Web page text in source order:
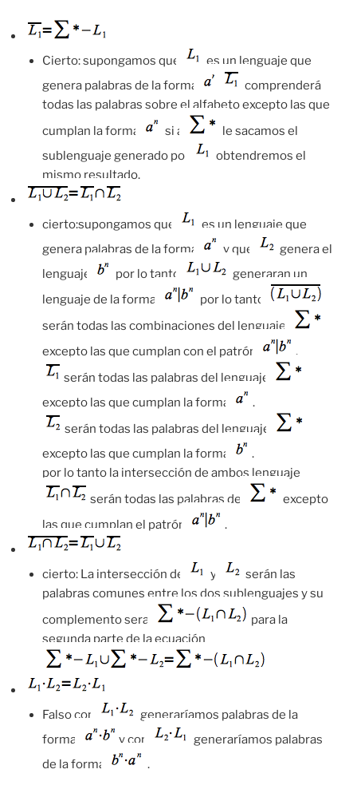
Cierto: supongamos que
es un lenguaje que
genera palabras de la forma
comprenderá
todas las palabras sobre el alfabeto excepto las que
cumplan la forma
si a
le sacamos el
sublenguaje generado por
obtendremos el
mismo resultado.
cierto:supongamos que
es un lenguaje que
genera palabras de la forma
y que
genera el
lenguaje
por lo tanto
generaran un
lenguaje de la forma
por lo tanto
serán todas las combinaciones del lenguaje
excepto las que cumplan con el patrón
.
serán todas las palabras del lenguaje
excepto las que cumplan la forma
.
serán todas las palabras del lenguaje
excepto las que cumplan la forma
.
por lo tanto la intersección de ambos lenguaje
serán todas las palabras de
excepto
las que cumplan el patrón
.
cierto: La intersección de y
serán las
palabras comunes entre los dos sublenguajes y su
complemento sera
para la
segunda parte de la ecuación
Falso con
generaríamos palabras de la
forma
y con
generaríamos palabras
de la forma
.